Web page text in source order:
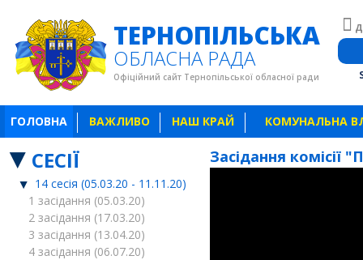
ТЕРНОПІЛЬСЬКА
ОБЛАСНА РАДА
Офіційний сайт Тернопільської обласної ради
ГОЛОВНА ВАЖЛИВО НАШ КРАЙ КОМУНАЛЬНА
СЕСІЇ
14 сесія (05.03.20 - 11.11.20)
1 засідання (05.03.20)
2 засідання (17.03.20)
3 засідання (13.04.20)
4 засідання (06.07.20)
Засідання комісії